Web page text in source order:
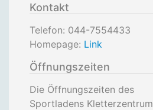
Kontakt
Telefon: 044-7554433
Homepage: Link
Öffnungszeiten
Die Öffnungszeiten des
Sportladens Kletterzentrum